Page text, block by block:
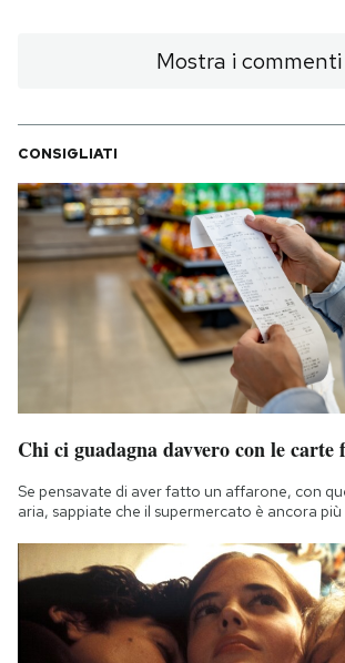
Mostra i commenti
CONSIGLIATI
Chi ci guadagna davvero con le carte
Se pensavate di aver fatto un affarone, con
aria, sappiate che il supermercato è ancora